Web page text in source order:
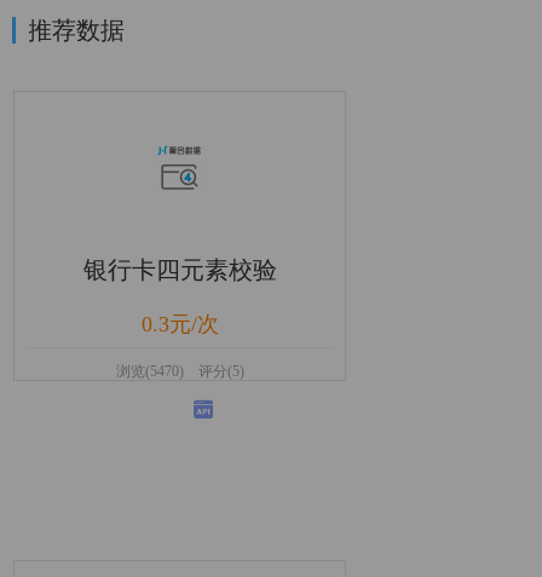
推荐数据
银行卡四元素校验
0.3元/次
浏览(5470) 评分(5)